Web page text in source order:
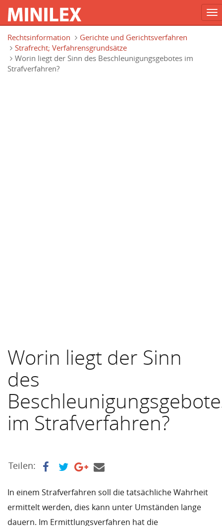
Rechtsinformation
Gerichte und Gerichtsverfahren
Strafrecht; Verfahrensgrundsätze
Worin liegt der Sinn des Beschleunigungsgebotes im
Strafverfahren?
Worin liegt der Sinn
des
im Strafverfahren?
Teilen:
In einem Strafverfahren soll die tatsächliche Wahrheit
ermittelt werden, dies kann unter Umständen lange
dauern. Im Ermittlungsverfahren hat die